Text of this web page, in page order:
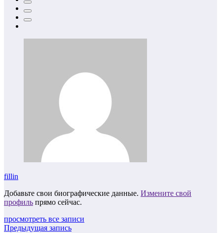
fillin
Добавьте свои биографические данные. Измените свой
профиль прямо сейчас.
просмотреть все записи
Предыдущая запись